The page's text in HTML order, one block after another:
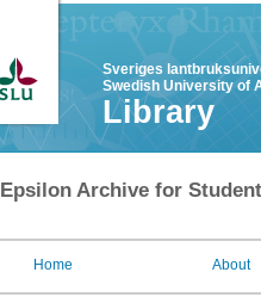
Sveriges
Swedish University of
Library
Epsilon Archive for
Home About